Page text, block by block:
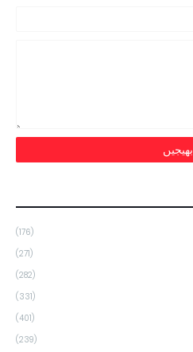
(176)
(271)
(282)
(331)
(401)
(239)